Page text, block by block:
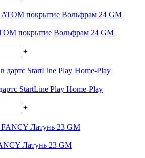
покрытие Вольфрам 24 GM
+
StartLine Play Home-Play
+
Латунь 23 GM